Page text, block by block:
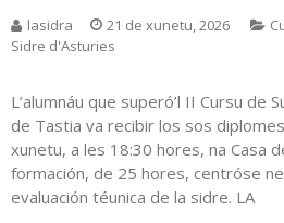
lasidra 21 de xunetu, 2026
Sidre d'Asturies
L’alumnáu que superó’l II Cursu de
de Tastia va recibir los sos
xunetu, a les 18:30 hores, na Casa
formación, de 25 hores, centróse
evaluación téunica de la sidre. LA